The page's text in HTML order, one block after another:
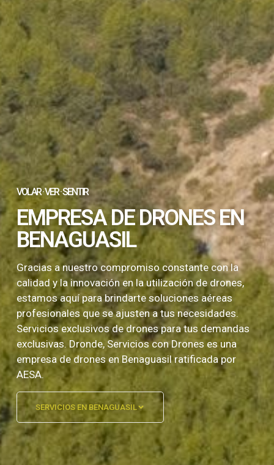
VOLAR · VER · SENTIR
EMPRESA DE DRONES EN
BENAGUASIL
Gracias a nuestro compromiso constante con la
calidad y la innovación en la utilización de drones,
estamos aquí para brindarte soluciones aéreas
profesionales que se ajusten a tus necesidades.
Servicios exclusivos de drones para tus demandas
exclusivas. Dronde, Servicios con Drones es una
empresa de drones en Benaguasil ratificada por
AESA.
SERVICIOS EN BENAGUASIL